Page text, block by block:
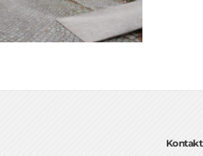
Kontakt